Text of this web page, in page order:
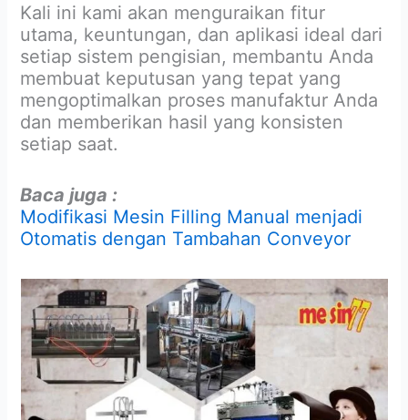
Kali ini kami akan menguraikan fitur
utama, keuntungan, dan aplikasi ideal dari
setiap sistem pengisian, membantu Anda
membuat keputusan yang tepat yang
mengoptimalkan proses manufaktur Anda
dan memberikan hasil yang konsisten
setiap saat.
Baca juga :
Modifikasi Mesin Filling Manual menjadi
Otomatis dengan Tambahan Conveyor